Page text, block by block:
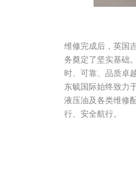
维修完成后，英国
务奠定了坚实基础
时、可靠、品质卓越
东毓国际始终致力
液压油及各类维修
行、安全航行。